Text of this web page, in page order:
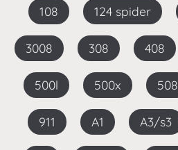
108 124 spider
3008 308 408
500l 500x 508
911 A1 A3/s3